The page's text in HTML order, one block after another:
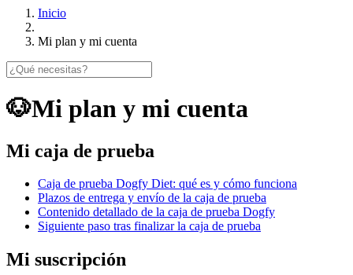
Inicio
Mi plan y mi cuenta
🐶Mi plan y mi cuenta
Mi caja de prueba
Caja de prueba Dogfy Diet: qué es y cómo funciona
Plazos de entrega y envío de la caja de prueba
Contenido detallado de la caja de prueba Dogfy
Siguiente paso tras finalizar la caja de prueba
Mi suscripción